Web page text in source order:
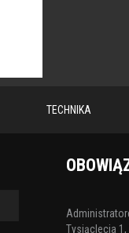
TECHNIKA
Tysiąclecia 1,